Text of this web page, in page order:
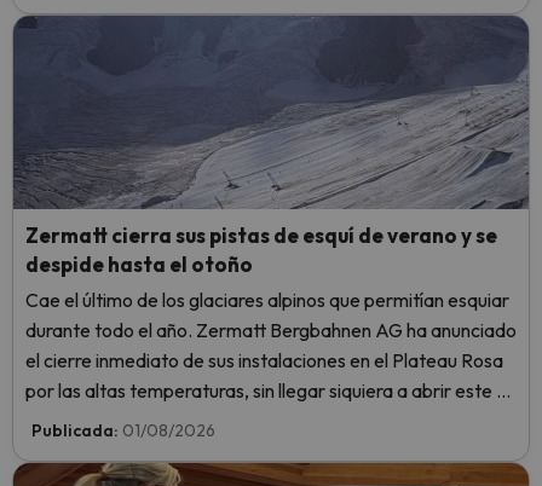
Zermatt cierra sus pistas de esquí de verano y se
despide hasta el otoño
Cae el último de los glaciares alpinos que permitían esquiar
durante todo el año. Zermatt Bergbahnen AG ha anunciado
el cierre inmediato de sus instalaciones en el Plateau Rosa
por las altas temperaturas, sin llegar siquiera a abrir este fin
de semana.
Publicada: 01/08/2026